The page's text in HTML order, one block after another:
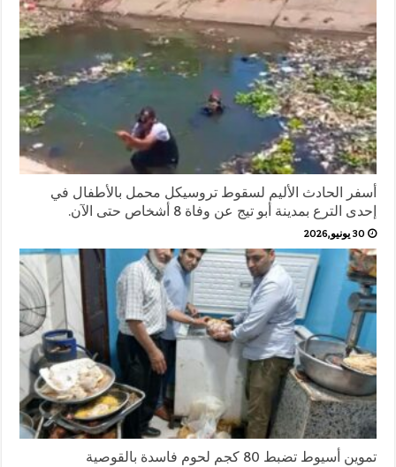
أسفر الحادث الأليم لسقوط تروسيكل محمل بالأطفال في
إحدى الترع بمدينة أبو تيج عن وفاة 8 أشخاص حتى الآن.
30 يونيو,2026
تموين أسيوط تضبط 80 كجم لحوم فاسدة بالقوصية